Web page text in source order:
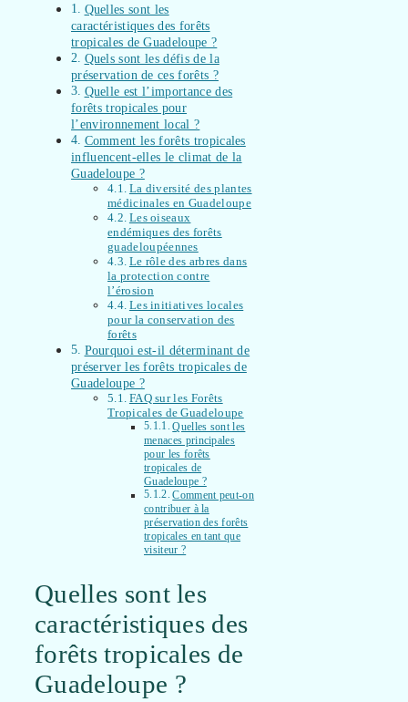
Quelles sont les
caractéristiques des forêts
tropicales de Guadeloupe ?
Quels sont les défis de la
préservation de ces forêts ?
Quelle est l’importance des
forêts tropicales pour
l’environnement local ?
Comment les forêts tropicales
influencent-elles le climat de la
Guadeloupe ?
La diversité des plantes
médicinales en Guadeloupe
Les oiseaux
endémiques des forêts
guadeloupéennes
Le rôle des arbres dans
la protection contre
l’érosion
Les initiatives locales
pour la conservation des
forêts
Pourquoi est-il déterminant de
préserver les forêts tropicales de
Guadeloupe ?
FAQ sur les Forêts
Tropicales de Guadeloupe
Quelles sont les
menaces principales
pour les forêts
tropicales de
Guadeloupe ?
Comment peut-on
contribuer à la
préservation des forêts
tropicales en tant que
visiteur ?
Quelles sont les
caractéristiques des
forêts tropicales de
Guadeloupe ?